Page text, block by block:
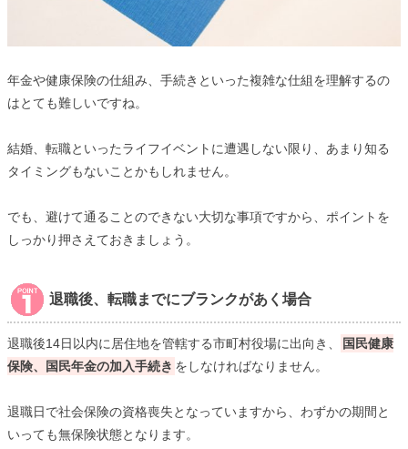
年金や健康保険の仕組み、手続きといった複雑な仕組を理解するの
はとても難しいですね。
結婚、転職といったライフイベントに遭遇しない限り、あまり知る
タイミングもないことかもしれません。
でも、避けて通ることのできない大切な事項ですから、ポイントを
しっかり押さえておきましょう。
退職後、転職までにブランクがあく場合
退職後14日以内に居住地を管轄する市町村役場に出向き、
国民健康
保険、国民年金の加入手続き をしなければなりません。
退職日で社会保険の資格喪失となっていますから、わずかの期間と
いっても無保険状態となります。